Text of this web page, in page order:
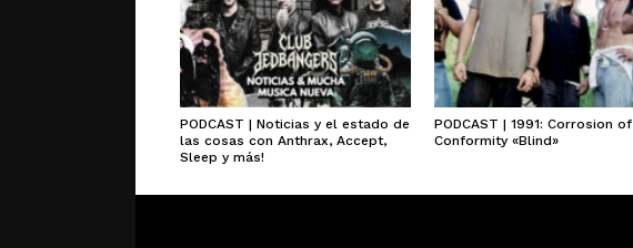
PODCAST | Noticias y el estado de
las cosas con Anthrax, Accept,
Sleep y más!
PODCAST | 1991: Corrosion of
Conformity «Blind»